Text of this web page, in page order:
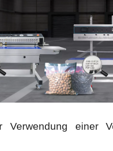
Verwendung einer